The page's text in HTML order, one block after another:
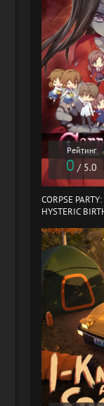
Рейтинг
0 / 5.0
CORPSE
HYSTERIC